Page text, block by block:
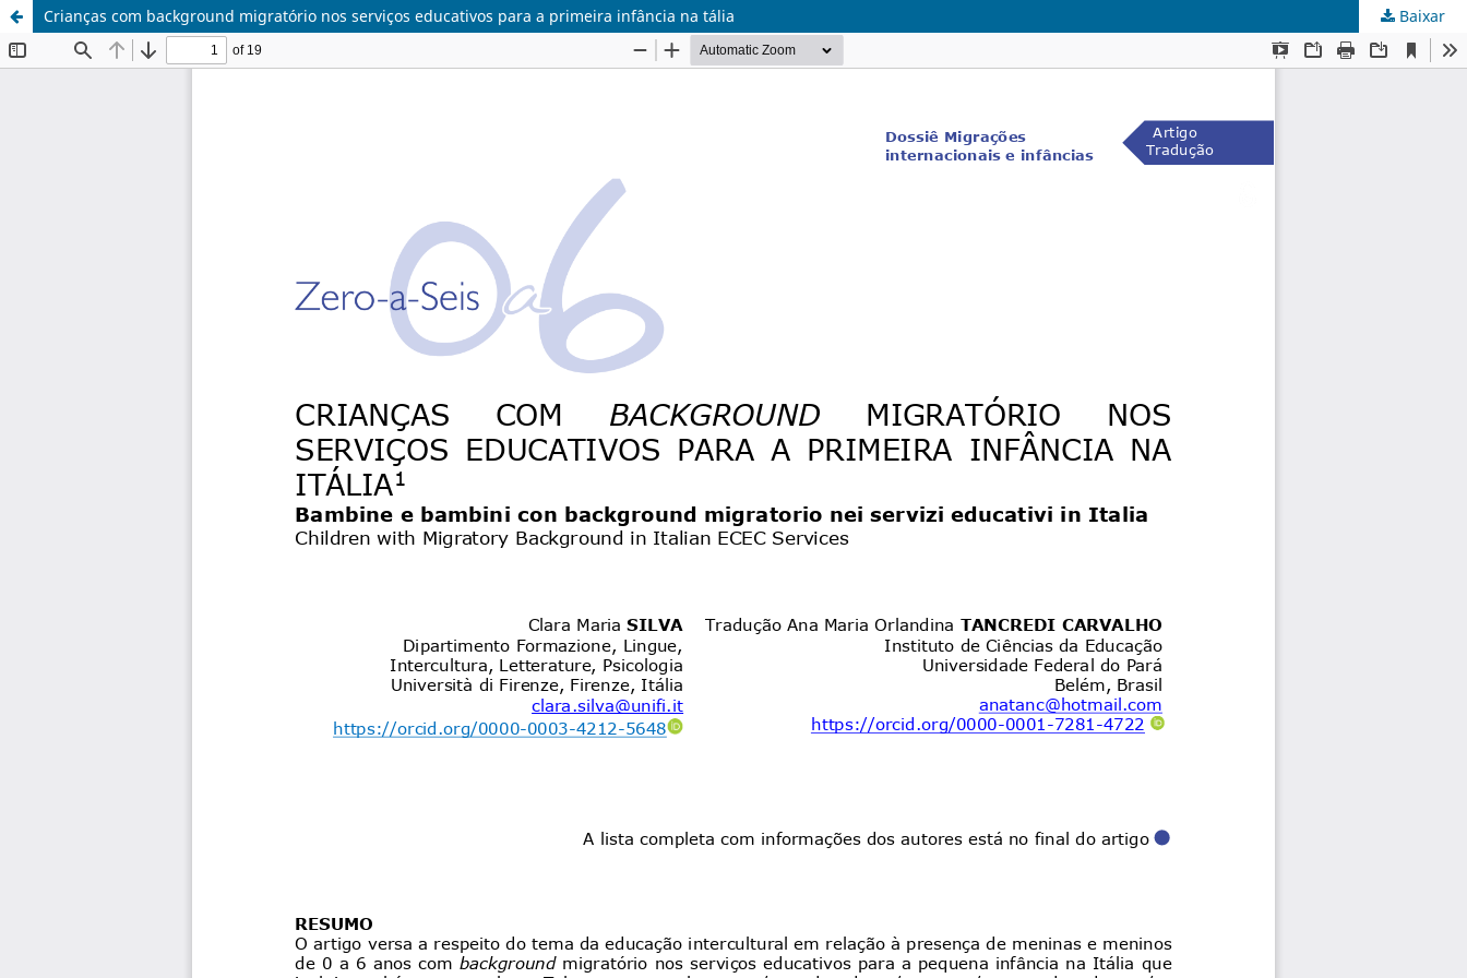
Crianças com background migratório nos serviços educativos para a primeira infância na tália Baixar